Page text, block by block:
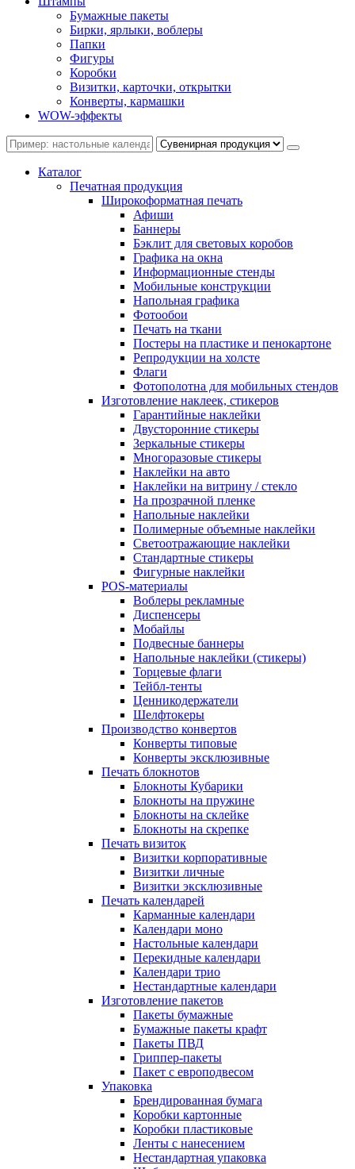
Бумажные пакеты
Бирки, ярлыки, воблеры
Папки
Фигуры
Коробки
Визитки, карточки, открытки
Конверты, кармашки
WOW-эффекты
Каталог
Печатная продукция
Широкоформатная печать
Афиши
Баннеры
Бэклит для световых коробов
Графика на окна
Информационные стенды
Мобильные конструкции
Напольная графика
Фотообои
Печать на ткани
Постеры на пластике и пенокартоне
Репродукции на холсте
Флаги
Фотополотна для мобильных стендов
Изготовление наклеек, стикеров
Гарантийные наклейки
Двусторонние стикеры
Зеркальные стикеры
Многоразовые стикеры
Наклейки на авто
Наклейки на витрину / стекло
На прозрачной пленке
Напольные наклейки
Полимерные объемные наклейки
Светоотражающие наклейки
Стандартные стикеры
Фигурные наклейки
POS-материалы
Воблеры рекламные
Диспенсеры
Мобайлы
Подвесные баннеры
Напольные наклейки (стикеры)
Торцевые флаги
Тейбл-тенты
Ценникодержатели
Шелфтокеры
Производство конвертов
Конверты типовые
Конверты эксклюзивные
Печать блокнотов
Блокноты Кубарики
Блокноты на пружине
Блокноты на склейке
Блокноты на скрепке
Печать визиток
Визитки корпоративные
Визитки личные
Визитки эксклюзивные
Печать календарей
Карманные календари
Календари моно
Настольные календари
Перекидные календари
Календари трио
Нестандартные календари
Изготовление пакетов
Пакеты бумажные
Бумажные пакеты крафт
Пакеты ПВД
Гриппер-пакеты
Пакет с европодвесом
Упаковка
Брендированная бумага
Коробки картонные
Коробки пластиковые
Ленты с нанесением
Нестандартная упаковка